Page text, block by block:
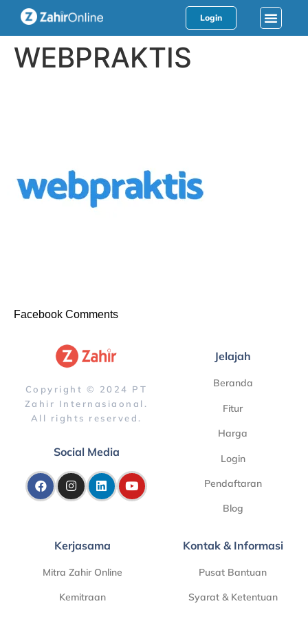
Login
WEBPRAKTIS
Facebook Comments
Copyright © 2024 PT
Zahir Internasiaonal.
All rights reserved.
Social Media
Jelajah
Beranda
Fitur
Harga
Login
Pendaftaran
Blog
Kerjasama
Mitra Zahir Online
Kemitraan
Kontak & Informasi
Pusat Bantuan
Syarat & Ketentuan